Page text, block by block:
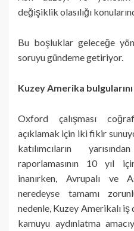
değişiklik olasılığı
Bu boşluklar geleceğe
soruyu gündeme getiriyor.
Kuzey Amerika
Oxford çalışması
açıklamak için iki fikir
katılımcıların
raporlamasının 10 yıl
inanırken, Avrupalı ve
neredeyse tamamı
nedenle, Kuzey Amerikalı
kamuyu aydınlatma